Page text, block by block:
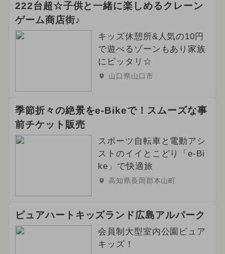
222台超☆子供と一緒に楽しめるクレーン
ゲーム商店街♪
キッズ休憩所&人気の10円
で遊べるゾーンもあり家族
にピッタリ☆
山口県山口市
季節折々の絶景をe-Bikeで！スムーズな事
前チケット販売
スポーツ自転車と電動アシ
ストのイイとこどり「e-Bi
ke」で快適旅
高知県長岡郡本山町
ピュアハートキッズランド広島アルパーク
会員制大型室内公園ピュア
キッズ！